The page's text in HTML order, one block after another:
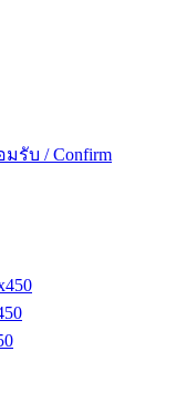
มรับ / Confirm